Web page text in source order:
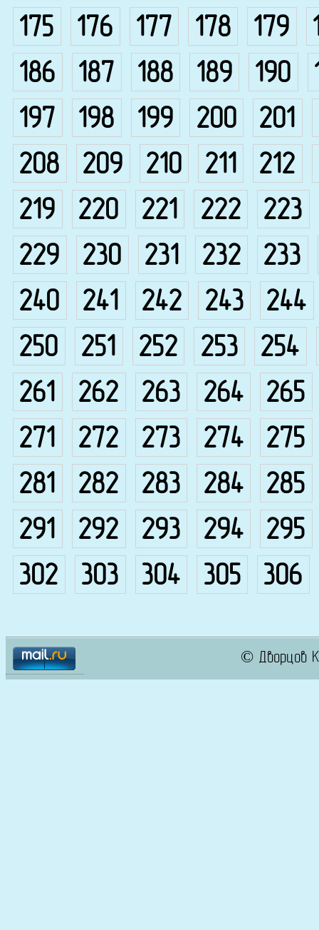
175
176 177 178 179
186
187 188 189 190
197
198 199 200 201
208
209 210 211 212
219
220 221 222
223
229
230 231 232
233
240
241 242 243
244
250
251 252 253
254
261
262 263 264
265
271
272 273 274
275
281
282 283 284
285
291
292 293 294
295
302
303 304 305 306
© Дворцов